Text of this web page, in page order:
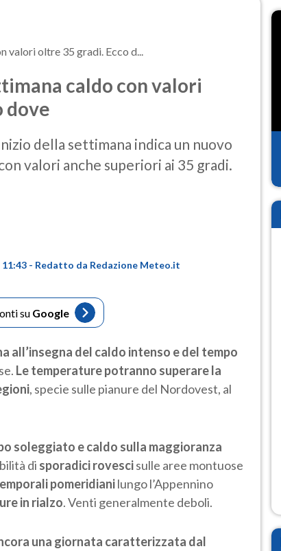
valori oltre 35 gradi. Ecco d...
caldo con valori
dove
della settimana indica un nuovo
valori anche superiori ai 35 gradi.
11:43 - Redatto da Redazione Meteo.it
su Google
all’insegna del caldo intenso e del tempo
Le temperature potranno superare la
, specie sulle pianure del Nordovest, al
soleggiato e caldo sulla maggioranza
di sporadici rovescisulle aree montuose
pomeridianilungo l’Appennino
in rialzo. Venti generalmente deboli.
una giornata caratterizzata dal